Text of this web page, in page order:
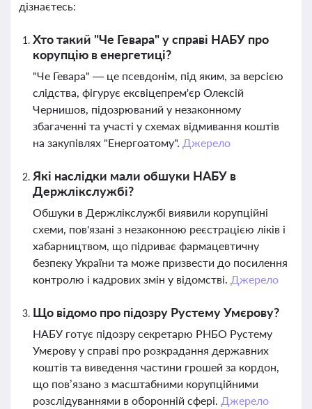
дізнаєтесь:
Хто такий "Че Гевара" у справі НАБУ про
корупцію в енергетиці?
"Че Гевара" — це псевдонім, під яким, за версією
слідства, фігурує ексвіцепрем'єр Олексій
Чернишов, підозрюваний у незаконному
збагаченні та участі у схемах відмивання коштів
на закупівлях "Енергоатому". Джерело
Які наслідки мали обшуки НАБУ в
Держлікслужбі?
Обшуки в Держлікслужбі виявили корупційні
схеми, пов'язані з незаконною реєстрацією ліків і
хабарництвом, що підриває фармацевтичну
безпеку України та може призвести до посилення
контролю і кадрових змін у відомстві. Джерело
Що відомо про підозру Рустему Умєрову?
НАБУ готує підозру секретарю РНБО Рустему
Умєрову у справі про розкрадання державних
коштів та виведення частини грошей за кордон,
що пов’язано з масштабними корупційними
розслідуваннями в оборонній сфері. Джерело